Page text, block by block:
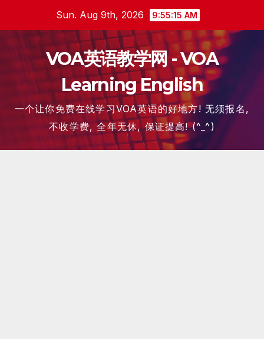
content
Sun. Aug 9th, 2026 9:55:15 AM
VOA英语教学网 - VOA
Learning English
一个让你免费在线学习VOA英语的好地方! 无须报名,
不收学费, 全年无休, 保证提高! (^_^)